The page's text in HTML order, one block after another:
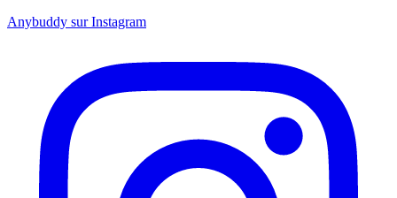
Anybuddy sur Instagram